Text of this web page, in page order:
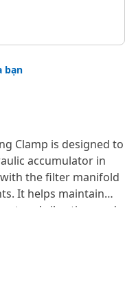
bạn
Clamp is designed to
accumulator in
the filter manifold
It helps maintain
and vibration, and
damage during